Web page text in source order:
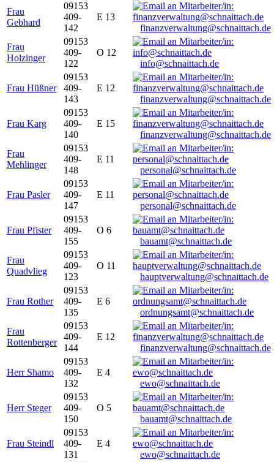
Frau
Gebhard
09153
409-
142
E 13
finanzverwaltung@schnaittach.de
Frau
Holzinger
09153
409-
122
O 12
info@schnaittach.de
Frau Hüßner
09153
409-
143
E 12
finanzverwaltung@schnaittach.de
Frau Karg
09153
409-
140
E 15
finanzverwaltung@schnaittach.de
Frau
Mehlinger
09153
409-
148
E 11
personal@schnaittach.de
Frau Pasler
09153
409-
147
E 11
personal@schnaittach.de
Frau Pfister
09153
409-
155
O 6
bauamt@schnaittach.de
Frau
Quadvlieg
09153
409-
123
O 11
hauptverwaltung@schnaittach.de
Frau Rother
09153
409-
135
E 6
ordnungsamt@schnaittach.de
Frau
Rottenberger
09153
409-
144
E 12
finanzverwaltung@schnaittach.de
Herr Shamo
09153
409-
132
E 4
ewo@schnaittach.de
Herr Steger
09153
409-
150
O 5
bauamt@schnaittach.de
Frau Steindl
09153
409-
131
E 4
ewo@schnaittach.de